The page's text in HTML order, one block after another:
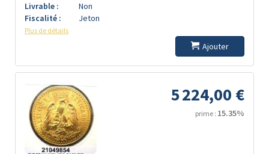
Livrable :
Non
Fiscalité :
Jeton
Plus de détails
Ajouter
5 224,00 €
prime : 15.35%